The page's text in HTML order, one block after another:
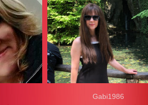
Gabi1986